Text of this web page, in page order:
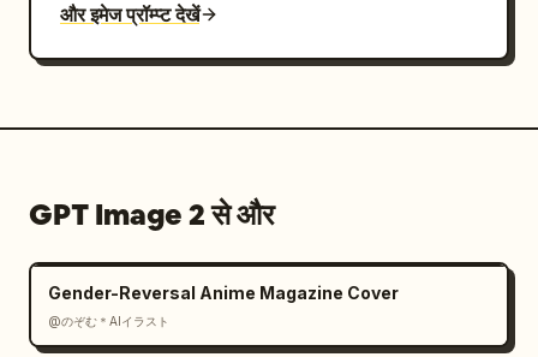
और इमेज प्रॉम्प्ट देखें
GPT Image 2 से और
Gender-Reversal Anime Magazine Cover
@のぞむ＊AIイラスト